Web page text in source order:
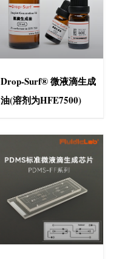
Drop-Surf® 微液滴生成
油(溶剂为HFE7500)